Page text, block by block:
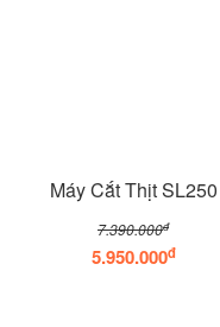
Máy Cắt Thịt SL250
7.390.000đ
5.950.000đ